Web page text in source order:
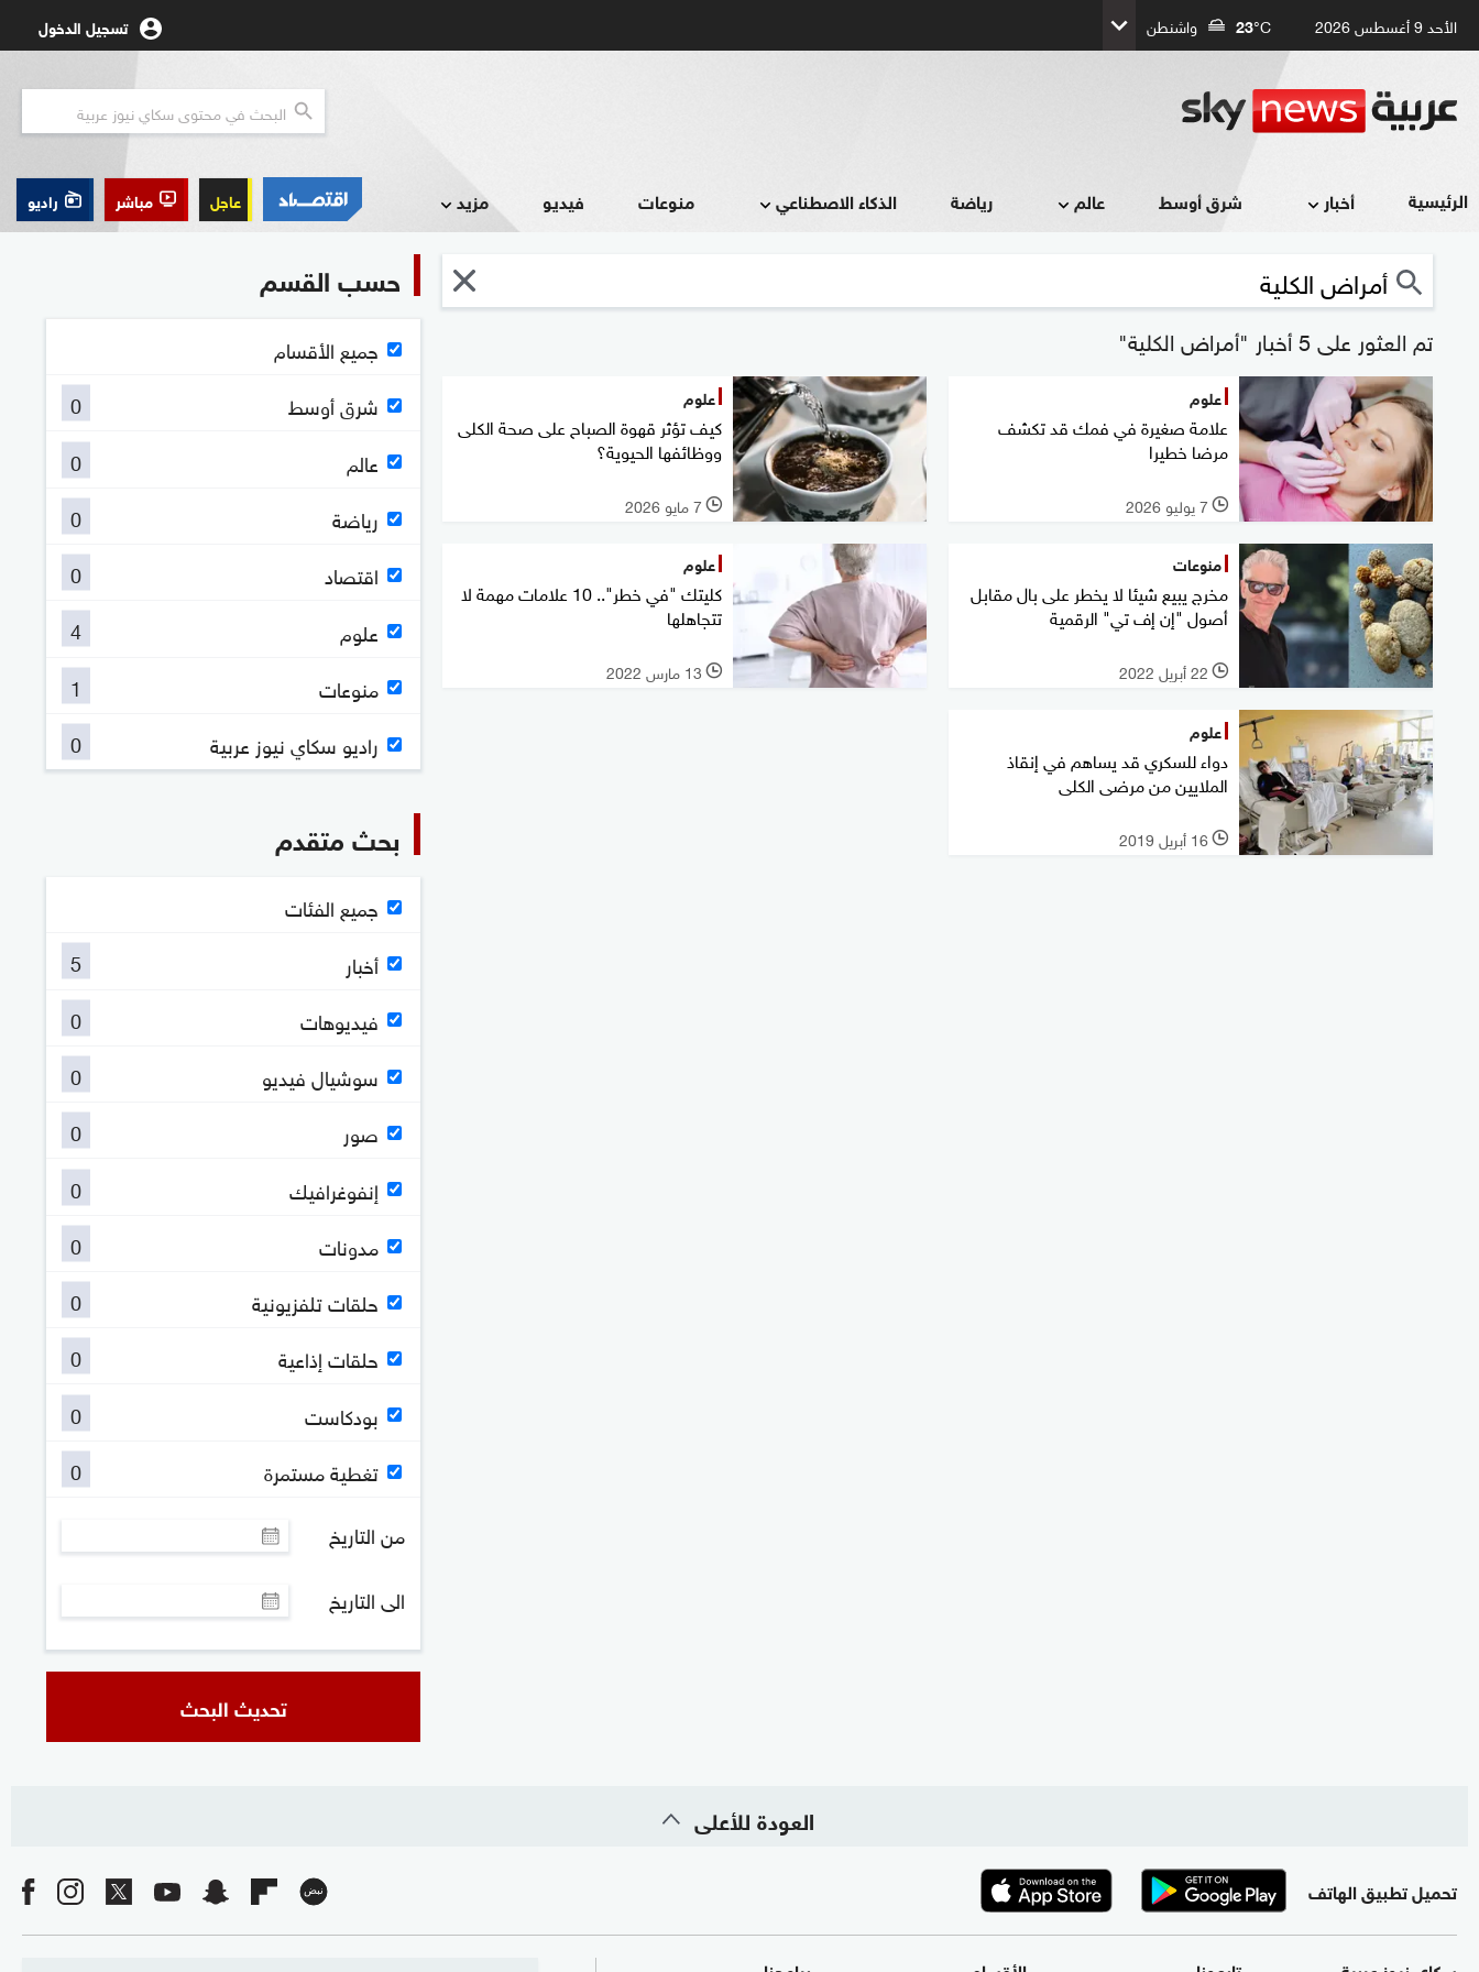
الأحد 9 أغسطس 2026 23°C واشنطن تسجيل الدخول
الرئيسية أخبار شرق أوسط عالم رياضة الذكاء الاصطناعي منوعات فيديو مزيد عاجل مباشر راديو
تم العثور على 5 أخبار "أمراض الكلية"
علوم
علامة صغيرة في فمك قد تكشف
مرضا خطيرا
l 7 يوليو 2026
علوم
كيف تؤثر قهوة الصباح على صحة الكلى
ووظائفها الحيوية؟
l 7 مايو 2026
منوعات
مخرج يبيع شيئا لا يخطر على بال مقابل
أصول "إن إف تي" الرقمية
l 22 أبريل 2022
علوم
كليتك "في خطر".. 10 علامات مهمة لا
تتجاهلها
l 13 مارس 2022
علوم
دواء للسكري قد يساهم في إنقاذ
الملايين من مرضى الكلى
l 16 أبريل 2019
حسب القسم
جميع الأقسام
شرق أوسط
0
عالم
0
رياضة
0
اقتصاد
0
علوم
4
منوعات
1
راديو سكاي نيوز عربية
0
بحث متقدم
جميع الفئات
أخبار
5
فيديوهات
0
سوشيال فيديو
0
صور
0
إنفوغرافيك
0
مدونات
0
حلقات تلفزيونية
0
حلقات إذاعية
0
بودكاست
0
تغطية مستمرة
0
من التاريخ
الى التاريخ
تحديث البحث
العودة للأعلى
تحميل تطبيق الهاتف